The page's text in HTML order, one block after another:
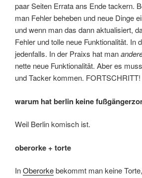
paar Seiten Errata ans Ende tackern.
man Fehler beheben und neue Dinge
und wenn man das dann aktualisiert,
Fehler und tolle neue Funktionalität. In
jedenfalls. In der Praixs hat man
nette neue Funktionalität. Aber es
und Tacker kommen.
warum hat berlin keine
Weil Berlin komisch ist.
oberorke + torte
InOberorkebekommt man keine